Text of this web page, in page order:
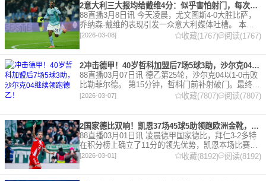
2意大利三大报均给戴维4分：似乎害怕射门，每次触球球迷都叹息
88直播3月8日讯 今天凌晨，尤文图斯4-0大胜比萨，
乔纳森·戴维的表现引发一众意大利媒体吐槽。 本场
比赛，戴维半场就被换下，赛后，《米兰体育报》、
《罗马体育报》和《都灵体育报》三大报都给戴维打
出4分
[2026-03-08] 收藏(1767) 阅读(1767)
2冲击德甲！40岁哲科加盟后7场5球3助，沙尔克04继续领跑德乙！
88直播03月07日讯 德乙第25轮，沙尔克04以1-0击败
比勒菲尔德。 第15分钟，哲科门前补射破门。最终凭
借哲科的进球沙尔克04成功拿到3分，继续领跑德
[2026-03-07] 收藏(7807) 阅读(7807)
2国家德比双响！凯恩37场45球5助领跑欧洲金靴，32岁保持赛季全勤
88直播03月01日讯 凌晨德甲国家德比，拜仁3-2多特
在积分榜上确立了11分的领先优势，凯恩本场比赛上
演双响。 本赛季32岁的凯恩仍然保持着超高的效率，
在到目前为止保持全勤，出战37场比赛，狂轰45
[2026-03-01] 收藏(8192) 阅读(8192)